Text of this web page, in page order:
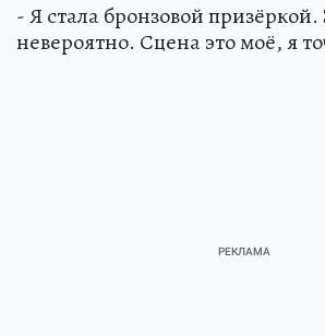
- Я стала бронзовой
невероятно. Сцена это моё, я